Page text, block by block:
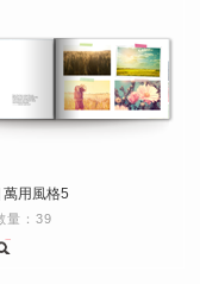
用風格5
量：39